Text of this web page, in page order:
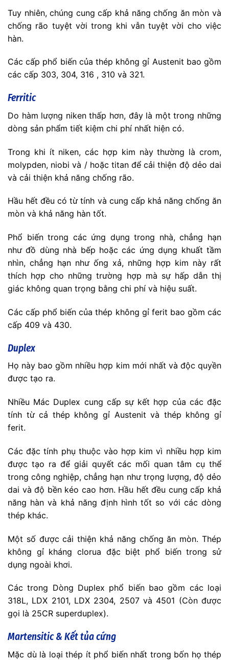
Tuy nhiên, chúng cung cấp khả năng chống ăn mòn và
chống rão tuyệt vời trong khi vẫn tuyệt vời cho việc
hàn.
Các cấp phổ biến của thép không gỉ Austenit bao gồm
các cấp 303, 304, 316 , 310 và 321.
Ferritic
Do hàm lượng niken thấp hơn, đây là một trong những
dòng sản phẩm tiết kiệm chi phí nhất hiện có.
Trong khi ít niken, các hợp kim này thường là crom,
molypden, niobi và / hoặc titan để cải thiện độ dẻo dai
và cải thiện khả năng chống rão.
Hầu hết đều có từ tính và cung cấp khả năng chống ăn
mòn và khả năng hàn tốt.
Phổ biến trong các ứng dụng trong nhà, chẳng hạn
như đồ dùng nhà bếp hoặc các ứng dụng khuất tầm
nhìn, chẳng hạn như ống xả, những hợp kim này rất
thích hợp cho những trường hợp mà sự hấp dẫn thị
giác không quan trọng bằng chi phí và hiệu suất.
Các cấp phổ biến của thép không gỉ ferit bao gồm các
cấp 409 và 430.
Duplex
Họ này bao gồm nhiều hợp kim mới nhất và độc quyền
được tạo ra.
Nhiều Mác Duplex cung cấp sự kết hợp của các đặc
tính từ cả thép không gỉ Austenit và thép không gỉ
ferit.
Các đặc tính phụ thuộc vào hợp kim vì nhiều hợp kim
được tạo ra để giải quyết các mối quan tâm cụ thể
trong công nghiệp, chẳng hạn như trọng lượng, độ dẻo
dai và độ bền kéo cao hơn. Hầu hết đều cung cấp khả
năng hàn và khả năng định hình tốt so với các dòng
thép khác.
Một số được cải thiện khả năng chống ăn mòn. Thép
không gỉ kháng clorua đặc biệt phổ biến trong sử
dụng ngoài khơi.
Các trong Dòng Duplex phổ biến bao gồm các loại
318L, LDX 2101, LDX 2304, 2507 và 4501 (Còn được
gọi là 25CR superduplex).
Martensitic & Kết tủa cứng
Mặc dù là loại thép ít phổ biến nhất trong bốn họ thép